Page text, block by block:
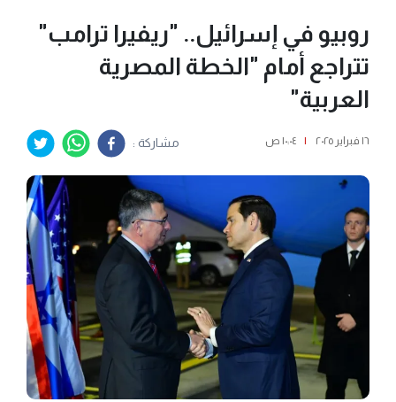
روبيو في إسرائيل.. "ريفيرا ترامب"
تتراجع أمام "الخطة المصرية
العربية"
١٦ فبراير ٢٠٢٥ | ١٠:٠٤ ص مشاركة :